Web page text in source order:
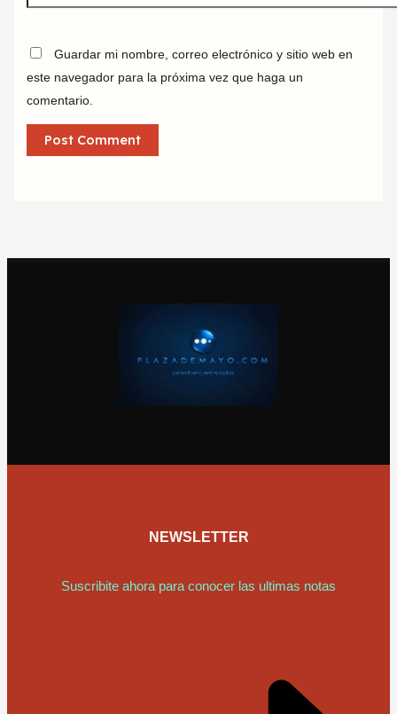
Guardar mi nombre, correo electrónico y sitio web en
este navegador para la próxima vez que haga un
comentario.
NEWSLETTER
Suscribite ahora para conocer las ultimas notas